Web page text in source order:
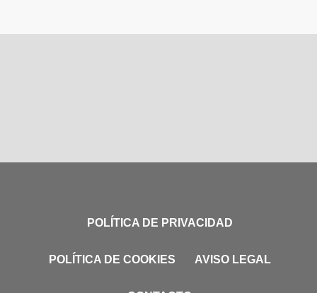
POLÍTICA DE PRIVACIDAD
POLÍTICA DE COOKIES AVISO LEGAL